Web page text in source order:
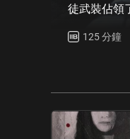
徒武裝佔領
法？125 分鐘